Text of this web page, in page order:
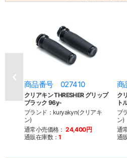
商品番号 027410
クリアキン THRESHER グリップ
ブラック 96y-
ブランド：kuryakyn(クリアキ
ン)
通常小売価格： 24,400円
通販在庫数：1
商
ク
ト
ブ
ン)
通
通